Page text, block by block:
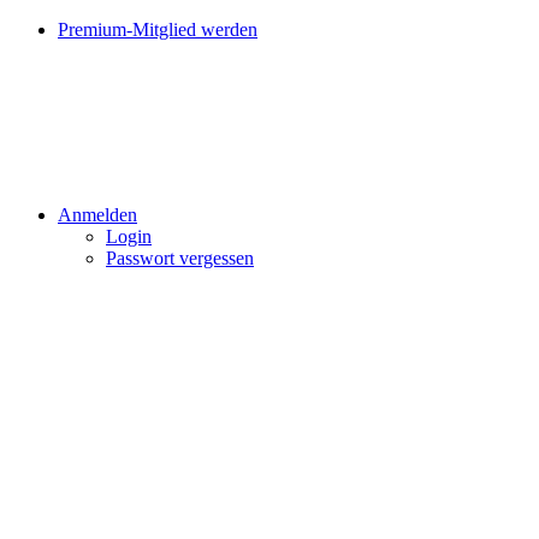
Premium-Mitglied werden
Anmelden
Login
Passwort vergessen